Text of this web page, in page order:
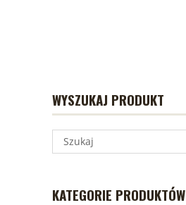
WYSZUKAJ PRODUKT
KATEGORIE PRODUKTÓW